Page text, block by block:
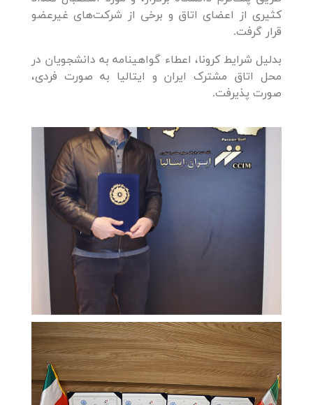
کثیری از اعضای اتاق و برخی از شرکت‌های غیرعضو
قرار گرفت.
بدلیل شرایط کرونا، اعطاء گواهینامه به دانشجویان در
محل اتاق مشترک ایران و ایتالیا به صورت فردی،
صورت پذیرفت.